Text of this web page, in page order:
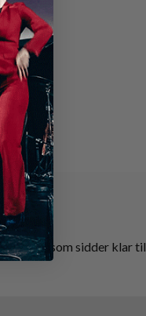
som sidder klar til